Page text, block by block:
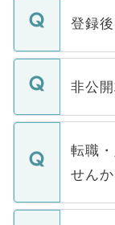
登録
ご登録
登録内
ます。
いただ
非公
マイナ
うち約
けない
下記の
ません
転職
せんか
転職・